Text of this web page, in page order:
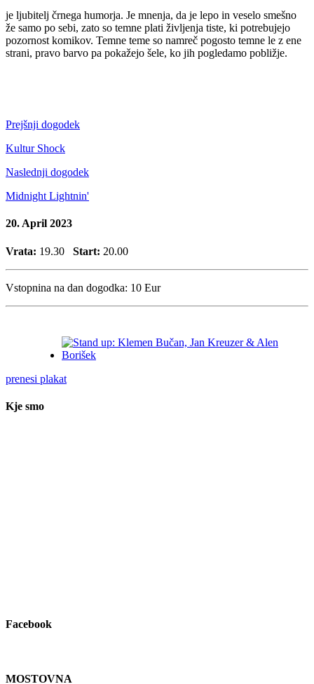
je ljubitelj črnega humorja. Je mnenja, da je lepo in veselo smešno
že samo po sebi, zato so temne plati življenja tiste, ki potrebujejo
pozornost komikov. Temne teme so namreč pogosto temne le z ene
strani, pravo barvo pa pokažejo šele, ko jih pogledamo pobližje.
Prejšnji dogodek
Kultur Shock
Naslednji dogodek
Midnight Lightnin'
20. April 2023
Vrata: 19.30 Start: 20.00
Vstopnina na dan dogodka: 10 Eur
prenesi plakat
Kje smo
Facebook
MOSTOVNA